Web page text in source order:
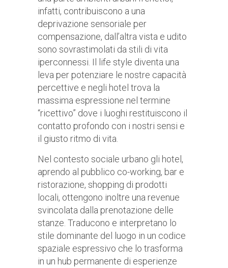
infatti, contribuiscono a una
deprivazione sensoriale per
compensazione, dall’altra vista e udito
sono sovrastimolati da stili di vita
iperconnessi. Il life style diventa una
leva per potenziare le nostre capacità
percettive e negli hotel trova la
massima espressione nel termine
“ricettivo” dove i luoghi restituiscono il
contatto profondo con i nostri sensi e
il giusto ritmo di vita.
Nel contesto sociale urbano gli hotel,
aprendo al pubblico co-working, bar e
ristorazione, shopping di prodotti
locali, ottengono inoltre una revenue
svincolata dalla prenotazione delle
stanze. Traducono e interpretano lo
stile dominante del luogo in un codice
spaziale espressivo che lo trasforma
in un hub permanente di esperienze